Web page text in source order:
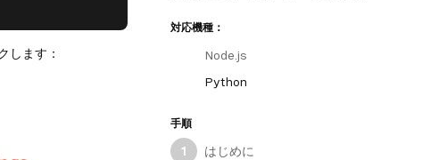
します：
対応機種：
Node.js
Python
手順
1
はじめに